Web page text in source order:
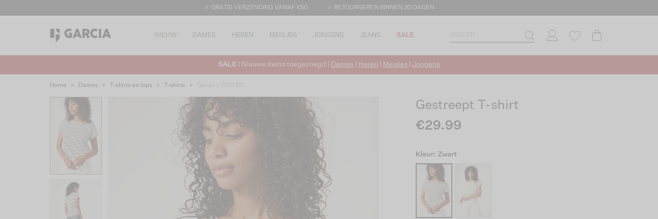
✓ GRATIS VERZENDING VANAF €50 ✓ RETOURNEREN BINNEN 30 DAGEN
NIEUW DAMES HEREN MEISJES JONGENS JEANS SALE
SALE | Nieuwe items toegevoegd | Dames Heren Meisjes Jongens
Home > Dames > T-shirts en tops > T-shirts >
Gestreept T-shirt
€29.99
Kleur: Zwart